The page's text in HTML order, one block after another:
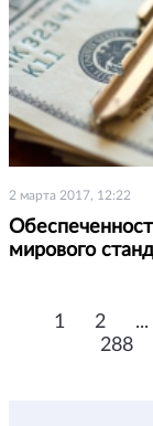
2 марта 2017, 12:22
мирового
1 2 ...
288